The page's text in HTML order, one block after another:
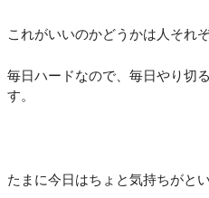
これがいいのかどうかは人それ
毎日ハードなので、毎日やり切
す。
たまに今日はちょと気持ちがと